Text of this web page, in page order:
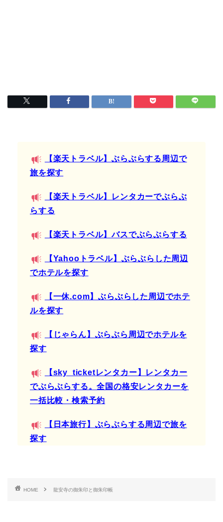
【楽天トラベル】ぶらぶらする周辺で
旅を探す
【楽天トラベル】レンタカーでぶらぶ
らする
【楽天トラベル】バスでぶらぶらする
【Yahooトラベル】ぶらぶらした周辺
でホテルを探す
【一休.com】ぶらぶらした周辺でホテ
ルを探す
【じゃらん】ぶらぶら周辺でホテルを
探す
【sky_ticketレンタカー】レンタカー
でぶらぶらする。全国の格安レンタカーを
一括比較・検索予約
【日本旅行】ぶらぶらする周辺で旅を
探す
HOME 龍安寺の御朱印と御朱印帳